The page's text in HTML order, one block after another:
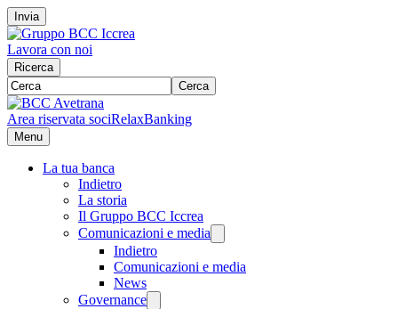
Invia
Lavora con noi
Ricerca
Cerca
Area riservata sociRelaxBanking
Menu
La tua banca
Indietro
La storia
Il Gruppo BCC Iccrea
Comunicazioni e media
Indietro
Comunicazioni e media
News
Governance